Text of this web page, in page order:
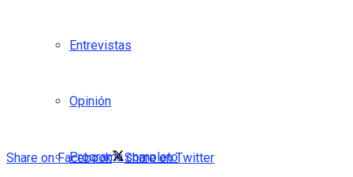
Entrevistas
Opinión
Programa completo
Share on Facebook Share on Twitter